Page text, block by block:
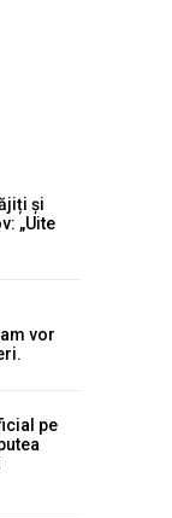
și
„Uite
vor
pe